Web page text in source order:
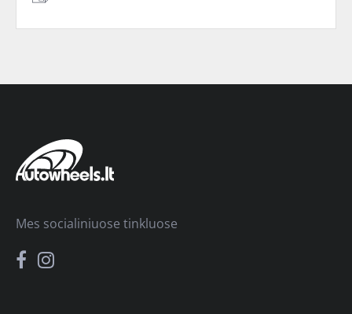
Mes socialiniuose tinkluose